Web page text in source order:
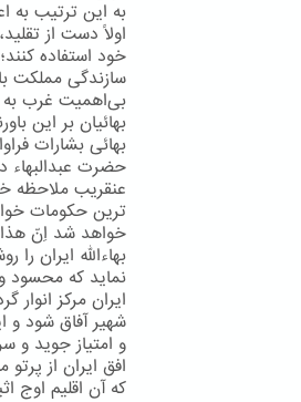
به این ترتیب به
اولاً دست از
خود استفاده
سازندگی مملكت
بی‌اهمیت غرب به
بهائیان بر این
بهائی بشارات
حضرت عبدالبهاء
عنقریب ملاحظه
ترین حکومات
خواهد شد اِنّ
بهاءالله ایران
نماید که محسود
ایران مركز
شهیر آفاق شود و
و امتیاز جوید و
افق ایران از
كه آن اقلیم اوج